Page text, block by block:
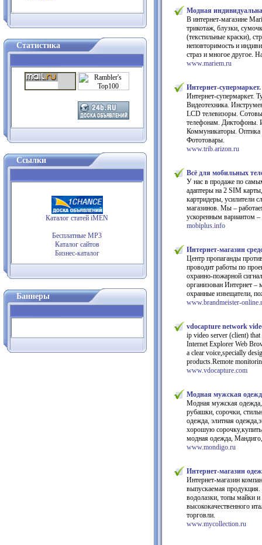
Статистика
Ссылки
Каталог статей iMEN
Бесплатные MP3
Каталог сайтов
Бизнес-каталог
Баннеры
Модная
В интернет-магазине
трикотаж, блузки,
(текстильные краски),
неповторимость и
страз и многое другое.
www.mariem.ru
Интернет-
Интернет-супермаркет.
Видеотехника.
LCD телевизоры.
телефонам. Диктофоны.
Коммуникаторы. Оптика
Фототовары.
www.trib.arizon.ru
Всё для мобильных
У нас в продаже по
адаптеры на 2 SIM
картридеры, усилители
магазинов. Мы –
ускоренным вариантом –
mobiplus.info
Интернет-магазин
Центр пропаганды
проводит работы по
охранно-пожарной
организован Интернет –
охранные извещатели,
www.brandmeister-
vdocapture network
ip video server (client)
Internet Explorer Web
a clear voice,specially
products.Remote
www.vdocapture.com
Модная мужская
Модная мужская
рубашки, сорочки,
одежда, элитная
хорошую
модная одежда,
www.mondigo.ru
Интернет-магазин
Интернет-магазин
выпускаемая продукция.
водолазки, топы майки и
высококачественного
торговли.
www.mycollection.ru